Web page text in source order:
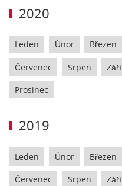
2020
Leden Únor Březen
Červenec Srpen Září
Prosinec
2019
Leden Únor Březen
Červenec Srpen Září